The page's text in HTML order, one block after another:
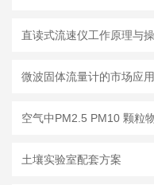
微波固体流量计的市场应用
土壤实验室配套方案